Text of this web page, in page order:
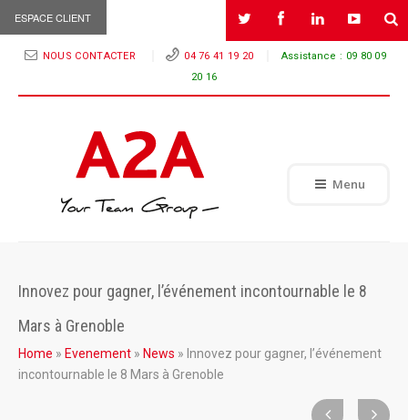
ESPACE CLIENT
NOUS CONTACTER 04 76 41 19 20 Assistance : 09 80 09
20 16
Menu
Innovez pour gagner, l’événement incontournable le 8
Mars à Grenoble
Home » Evenement » News » Innovez pour gagner, l’événement
incontournable le 8 Mars à Grenoble